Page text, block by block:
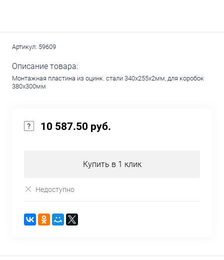
Артикул: 59609
Описание товара:
Монтажная пластина из оцинк. стали 340х255х2мм, для коробок
380х300мм
10 587.50 руб.
Купить в 1 клик
Недоступно